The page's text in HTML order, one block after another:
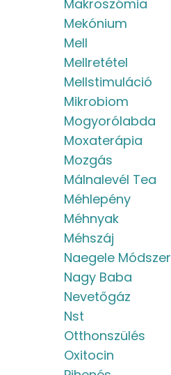
Makroszómia
Mekónium
Mell
Mellretétel
Mellstimuláció
Mikrobiom
Mogyorólabda
Moxaterápia
Mozgás
Málnalevél Tea
Méhlepény
Méhnyak
Méhszáj
Naegele Módszer
Nagy Baba
Nevetőgáz
Nst
Otthonszülés
Oxitocin